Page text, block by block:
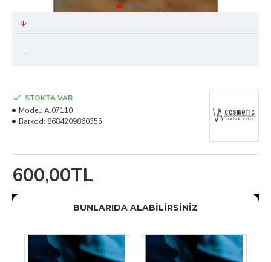
...
600,00TL
STOKTA VAR
Model: A.07110
Barkod: 8684209860355
BUNLARIDA ALABILIRSINIZ